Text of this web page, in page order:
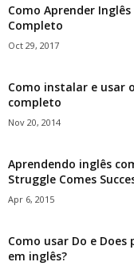
Como Aprender
Completo
Oct 29, 2017
Como instalar e usar
completo
Nov 20, 2014
Aprendendo inglês
Struggle Comes
Apr 6, 2015
Como usar Do e
em inglês?